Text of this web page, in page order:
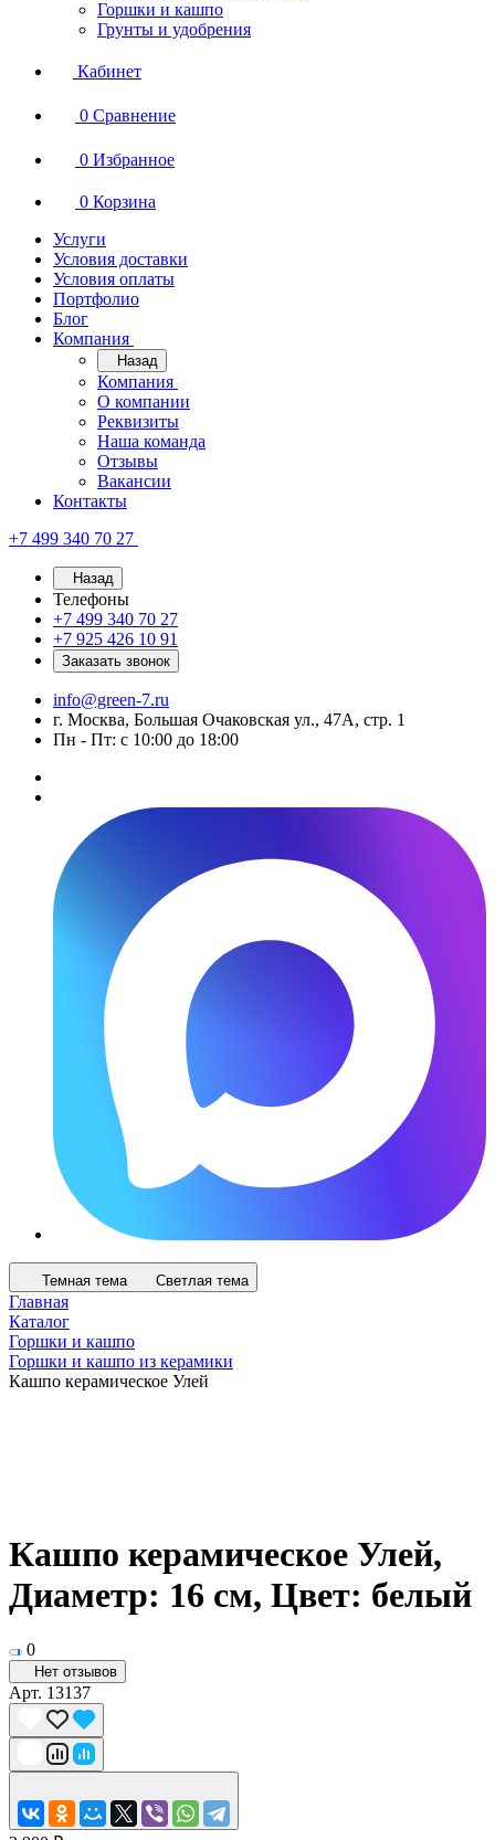
Горшки и кашпо
Грунты и удобрения
Кабинет
0 Сравнение
0 Избранное
0 Корзина
Услуги
Условия доставки
Условия оплаты
Портфолио
Блог
Компания
Назад
Компания
О компании
Реквизиты
Наша команда
Отзывы
Вакансии
Контакты
+7 499 340 70 27
Назад
Телефоны
+7 499 340 70 27
+7 925 426 10 91
Заказать звонок
info@green-7.ru
г. Москва, Большая Очаковская ул., 47А, стр. 1
Пн - Пт: с 10:00 до 18:00
Темная тема Светлая тема
Главная
Каталог
Горшки и кашпо
Горшки и кашпо из керамики
Кашпо керамическое Улей
Кашпо керамическое Улей,
Диаметр: 16 см, Цвет: белый
0
Нет отзывов
Арт. 13137